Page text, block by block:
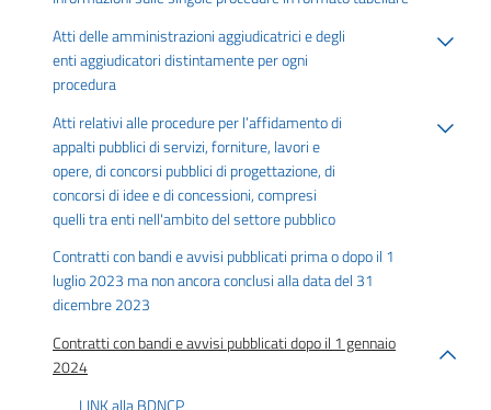
Atti delle amministrazioni aggiudicatrici e degli
enti aggiudicatori distintamente per ogni
procedura
Atti relativi alle procedure per l’affidamento di
appalti pubblici di servizi, forniture, lavori e
opere, di concorsi pubblici di progettazione, di
concorsi di idee e di concessioni, compresi
quelli tra enti nell'ambito del settore pubblico
Contratti con bandi e avvisi pubblicati prima o dopo il 1
luglio 2023 ma non ancora conclusi alla data del 31
dicembre 2023
Contratti con bandi e avvisi pubblicati dopo il 1 gennaio
2024